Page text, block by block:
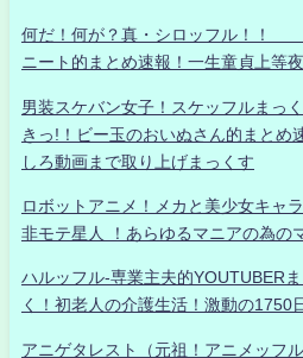
何だ！何が？真・シロッフル！！
ニート的まとめ速報！一生童貞上等夜
男装スケバン女子！スケッフルまっ
きっ!！ビー玉のおいぬさん的まと
しろ動画まで取り上げまっくす
ロボットアニメ！メカと美少女キャ
非モテ星人 ！あらゆるマニアの為の
ハルッフル-専業主夫的YOUTUBER
く！初老人の介護生活！激動の1750
アニゲタレスト（元祖！アニメッフ